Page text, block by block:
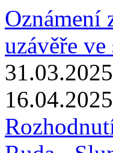
Oznámení
uzávěře
31.03.2025
16.04.2025